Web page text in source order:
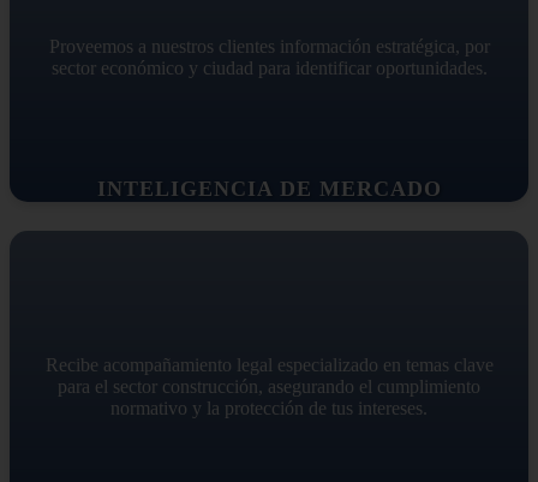
INTELIGENCIA DE MERCADO
Proveemos a nuestros clientes información estratégica, por
sector económico y ciudad para identificar oportunidades.
Recibe acompañamiento legal especializado en temas clave
para el sector construcción, asegurando el cumplimiento
normativo y la protección de tus intereses.